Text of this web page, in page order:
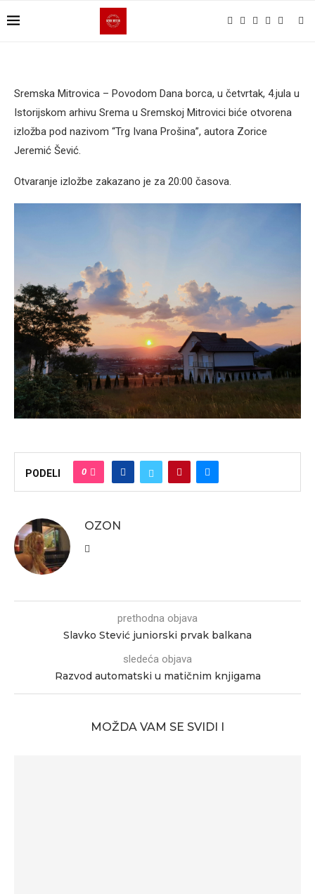
Sremska Mitrovica – Povodom Dana borca, u četvrtak, 4.jula u
Istorijskom arhivu Srema u Sremskoj Mitrovici biće otvorena
izložba pod nazivom “Trg Ivana Prošina”, autora Zorice
Jeremić Šević.
Otvaranje izložbe zakazano je za 20:00 časova.
PODELI 0
OZON
prethodna objava
Slavko Stević juniorski prvak balkana
sledeća objava
Razvod automatski u matičnim knjigama
MOŽDA VAM SE SVIDI I